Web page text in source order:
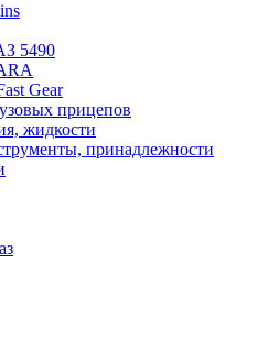
5490
Gear
прицепов
жидкости
принадлежности